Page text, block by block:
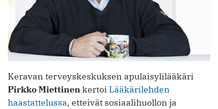
Keravan terveyskeskuksen apulaisylilääkäri
Pirkko Miettinenkertoi Lääkärilehden
haastattelussa, etteivät sosiaalihuollon ja